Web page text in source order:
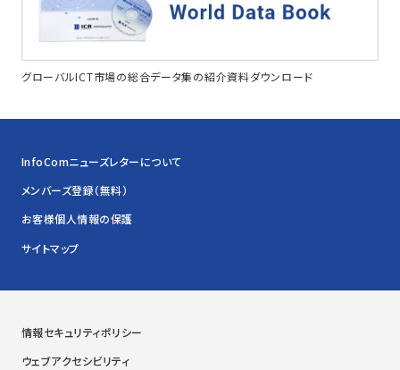
グローバルICT市場の総合データ集の紹介資料ダウンロード
InfoComニューズレターについて
メンバーズ登録（無料）
お客様個人情報の保護
サイトマップ
情報セキュリティポリシー
ウェブアクセシビリティ